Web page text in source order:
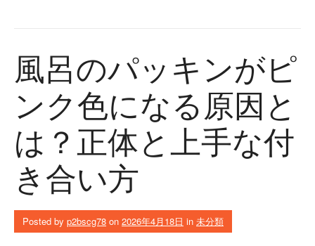
風呂のパッキンがピ
ンク色になる原因と
は？正体と上手な付
き合い方
Posted by p2bscg78 on 2026年4月18日 in 未分類